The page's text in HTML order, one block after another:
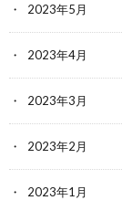
2023年5月
2023年4月
2023年3月
2023年2月
2023年1月